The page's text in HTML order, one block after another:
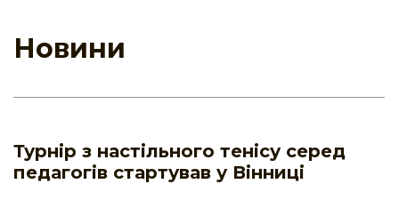
Новини
Турнір з настільного тенісу серед
педагогів стартував у Вінниці